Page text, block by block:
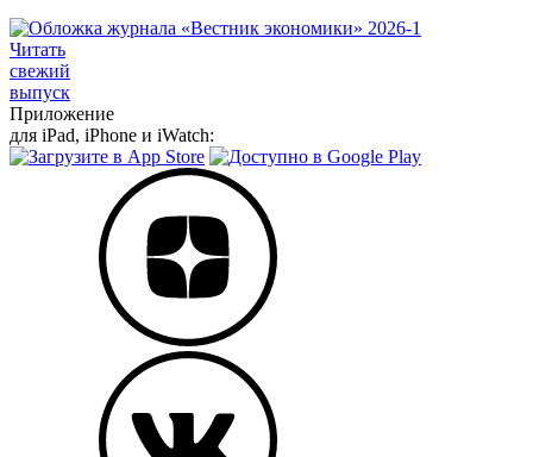
Читать
свежий
выпуск
Приложение
для iPad, iPhone и iWatch: